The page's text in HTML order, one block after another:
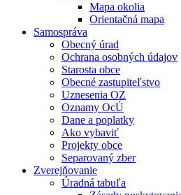
Mapa okolia
Orientačná mapa
Samospráva
Obecný úrad
Ochrana osobných údajov
Starosta obce
Obecné zastupiteľstvo
Uznesenia OZ
Oznamy OcÚ
Dane a poplatky
Ako vybaviť
Projekty obce
Separovaný zber
Zverejňovanie
Úradná tabuľa